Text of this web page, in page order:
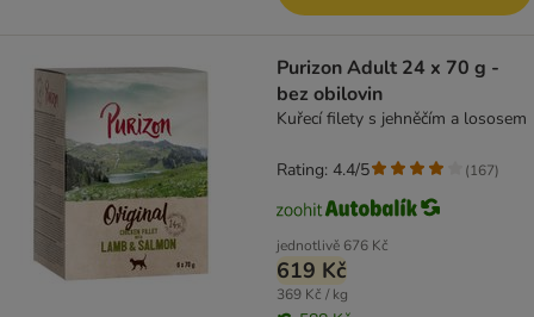
Purizon Adult 24 x 70 g -
bez obilovin
Kuřecí filety s jehněčím a lososem
jednotlivě 676 Kč
619 Kč
369 Kč / kg
Rating: 4.4/5 (167)